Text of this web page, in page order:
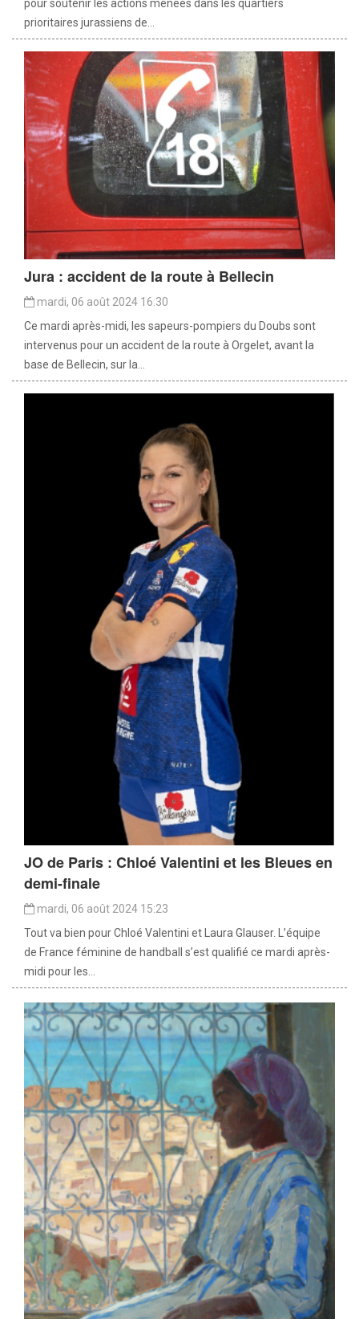
pour soutenir les actions menées dans les quartiers
prioritaires jurassiens de...
Jura : accident de la route à Bellecin
mardi, 06 août 2024 16:30
Ce mardi après-midi, les sapeurs-pompiers du Doubs sont
intervenus pour un accident de la route à Orgelet, avant la
base de Bellecin, sur la...
JO de Paris : Chloé Valentini et les Bleues en
demi-finale
mardi, 06 août 2024 15:23
Tout va bien pour Chloé Valentini et Laura Glauser. L’équipe
de France féminine de handball s’est qualifié ce mardi après-
midi pour les...